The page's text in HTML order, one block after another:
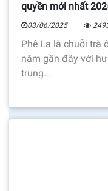
quyền mới nhất
03/06/2025
Phê La là chuỗi trà
năm gần đây với
trung…